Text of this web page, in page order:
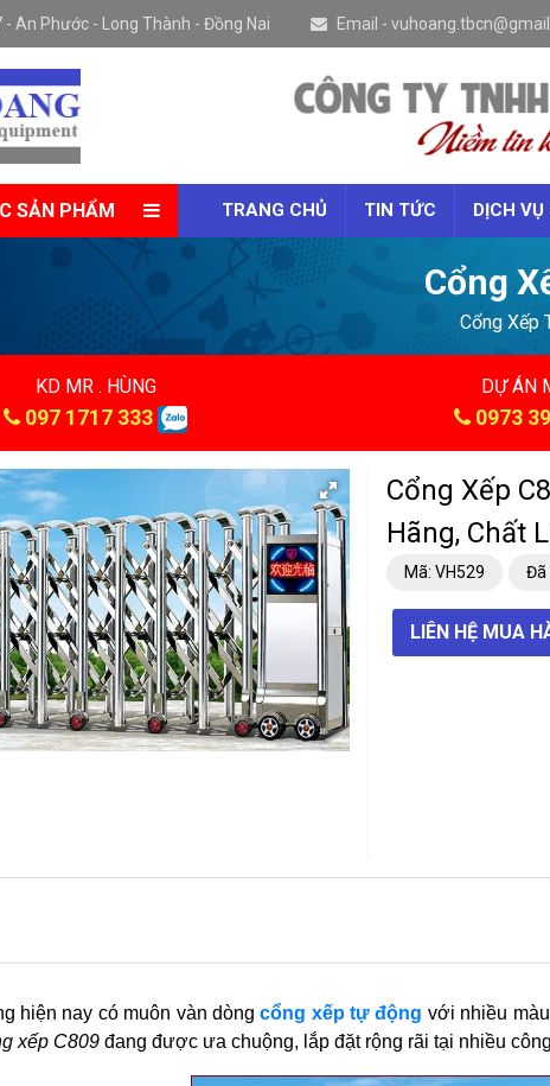
- An Phước - Long Thành - Đồng Nai Email -
SẢN PHẨM TRANG CHỦ TIN TỨC DỊCH VỤ
Cổng
Cổng Xếp
KD MR . HÙNG
097 1717 333
DỰ ÁN
0973
Cổng Xếp
Hãng, Chất
Mã: VH529 Đã
LIÊN HỆ MUA
hiện nay có muôn vàn dòngcổng xếp tự động với nhiều
xếp C809 đang được ưa chuộng, lắp đặt rộng rãi tại nhiều